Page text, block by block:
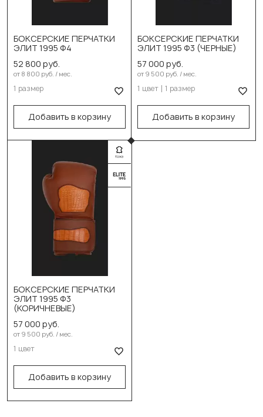
БОКСЕРСКИЕ ПЕРЧАТКИ
ЭЛИТ 1995 Ф4
52 800 руб.
от 8 800 руб. / мес.
1 размер
Добавить в корзину
Выберите размер:
14 oz
БОКСЕРСКИЕ ПЕРЧАТКИ
ЭЛИТ 1995 Ф3 (ЧЕРНЫЕ)
57 000 руб.
от 9 500 руб. / мес.
1 цвет 1 размер
Добавить в корзину
Выберите цвет:
Чёрный
Выберите размер:
14 oz
В корзину
БОКСЕРСКИЕ ПЕРЧАТКИ
ЭЛИТ 1995 Ф3
(КОРИЧНЕВЫЕ)
57 000 руб.
от 9 500 руб. / мес.
1 цвет
Добавить в корзину
Выберите цвет:
Коричневый